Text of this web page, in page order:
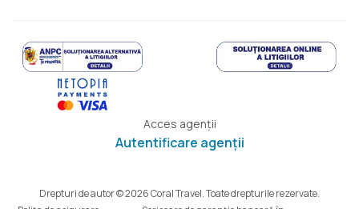
Acces agenții
Autentificare agenții
Drepturi de autor © 2026 Coral Travel. Toate drepturile rezervate.